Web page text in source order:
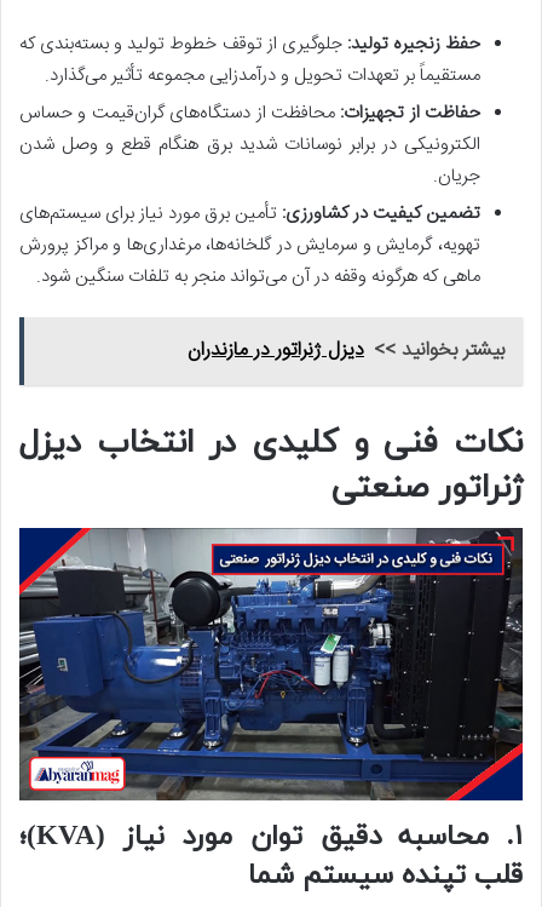
حفظ زنجیره تولید: جلوگیری از توقف خطوط تولید و بسته‌بندی که
مستقیماً بر تعهدات تحویل و درآمدزایی مجموعه تأثیر می‌گذارد.
حفاظت از تجهیزات: محافظت از دستگاه‌های گران‌قیمت و حساس
الکترونیکی در برابر نوسانات شدید برق هنگام قطع و وصل شدن
جریان.
تضمین کیفیت در کشاورزی: تأمین برق مورد نیاز برای سیستم‌های
تهویه، گرمایش و سرمایش در گلخانه‌ها، مرغداری‌ها و مراکز پرورش
ماهی که هرگونه وقفه در آن می‌تواند منجر به تلفات سنگین شود.
بیشتر بخوانید >> دیزل ژنراتور در مازندران
نکات فنی و کلیدی در انتخاب دیزل
ژنراتور صنعتی
۱. محاسبه دقیق توان مورد نیاز (KVA)؛
قلب تپنده سیستم شما